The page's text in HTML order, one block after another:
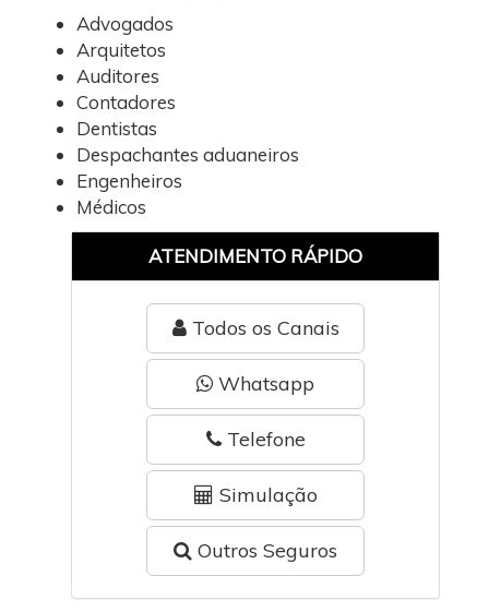
Advogados
Arquitetos
Auditores
Contadores
Dentistas
Despachantes aduaneiros
Engenheiros
Médicos
ATENDIMENTO RÁPIDO
Todos os Canais
Whatsapp
Telefone
Simulação
Outros Seguros